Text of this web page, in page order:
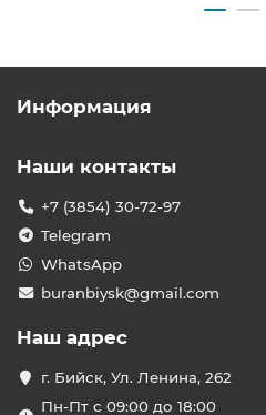
Информация
Наши контакты
+7 (3854) 30-72-97
Telegram
WhatsApp
buranbiysk@gmail.com
Наш адрес
г. Бийск, Ул. Ленина, 262
Пн-Пт с 09:00 до 18:00